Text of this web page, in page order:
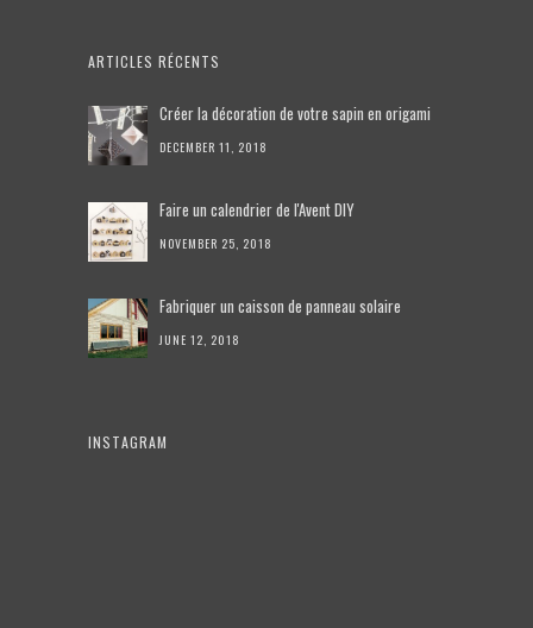
ARTICLES RÉCENTS
Créer la décoration de votre sapin en origami
DECEMBER 11, 2018
Faire un calendrier de l'Avent DIY
NOVEMBER 25, 2018
Fabriquer un caisson de panneau solaire
JUNE 12, 2018
INSTAGRAM